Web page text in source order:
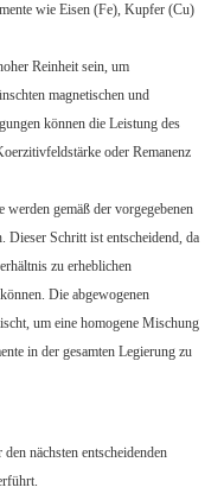
wie Eisen (Fe), Kupfer (Cu)
Reinheit sein, um
magnetischen und
können die Leistung des
oder Remanenz
gemäß der vorgegebenen
Dieser Schritt ist entscheidend, da
zu erheblichen
Die abgewogenen
um eine homogene Mischung
in der gesamten Legierung zu
nächsten entscheidenden